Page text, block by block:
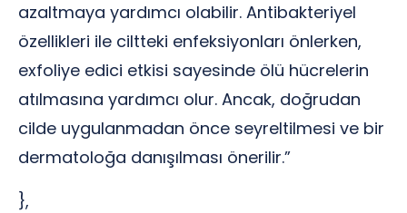
azaltmaya yardımcı olabilir. Antibakteriyel
özellikleri ile ciltteki enfeksiyonları önlerken,
exfoliye edici etkisi sayesinde ölü hücrelerin
atılmasına yardımcı olur. Ancak, doğrudan
cilde uygulanmadan önce seyreltilmesi ve bir
dermatoloğa danışılması önerilir.”
},